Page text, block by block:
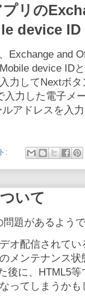
リの
device ID
Exchange and
device ID
力してNextボ
入力した電子メ
アドレスを入
:
いて
題があるよう
オ配信されて
メンテナンス
後に、HTML5
ってしまうかも